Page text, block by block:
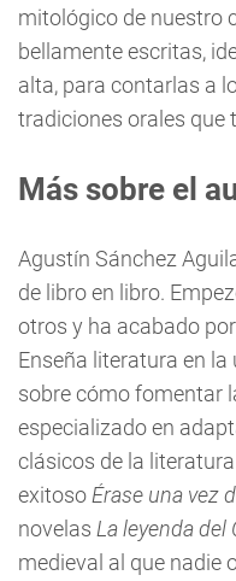
mitológico de nuestro
bellamente escritas,
alta, para contarlas a
tradiciones orales que
Más sobre el
Agustín Sánchez
de libro en libro.
otros y ha acabado
Enseña literatura en
sobre cómo fomentar
especializado en
clásicos de la
exitoso Érase una vez
novelas La leyenda del
medieval al que nadie